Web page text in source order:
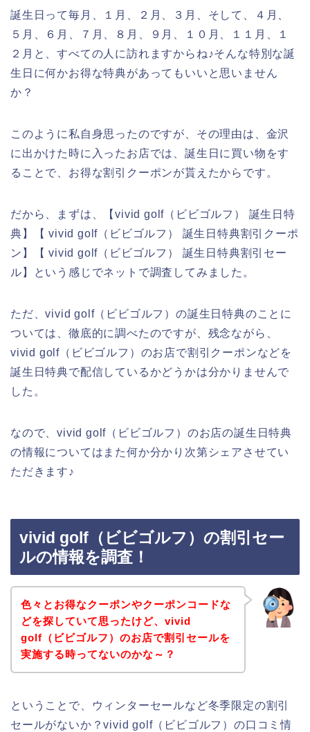
誕生日って毎月、１月、２月、３月、そして、４月、
５月、６月、７月、８月、９月、１０月、１１月、１
２月と、すべての人に訪れますからね♪そんな特別な誕
生日に何かお得な特典があってもいいと思いません
か？
このように私自身思ったのですが、その理由は、金沢
に出かけた時に入ったお店では、誕生日に買い物をす
ることで、お得な割引クーポンが貰えたからです。
だから、まずは、【vivid golf（ビビゴルフ） 誕生日特
典】【 vivid golf（ビビゴルフ） 誕生日特典割引クーポ
ン】【 vivid golf（ビビゴルフ） 誕生日特典割引セー
ル】という感じでネットで調査してみました。
ただ、vivid golf（ビビゴルフ）の誕生日特典のことに
ついては、徹底的に調べたのですが、残念ながら、
vivid golf（ビビゴルフ）のお店で割引クーポンなどを
誕生日特典で配信しているかどうかは分かりませんで
した。
なので、vivid golf（ビビゴルフ）のお店の誕生日特典
の情報についてはまた何か分かり次第シェアさせてい
ただきます♪
vivid golf（ビビゴルフ）の割引セー
ルの情報を調査！
色々とお得なクーポンやクーポンコードな
どを探していて思ったけど、vivid
golf（ビビゴルフ）のお店で割引セールを
実施する時ってないのかな～？
ということで、ウィンターセールなど冬季限定の割引
セールがないか？vivid golf（ビビゴルフ）の口コミ情